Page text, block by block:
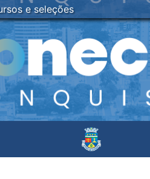
e seleções